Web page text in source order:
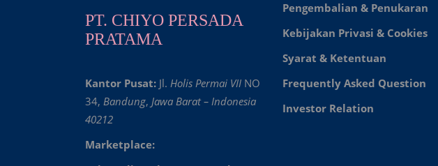
PT. CHIYO PERSADA
PRATAMA
Kantor Pusat: Jl. Holis Permai VII NO
34, Bandung, Jawa Barat – Indonesia
40212
Marketplace:
Pengembalian & Penukaran
Kebijakan Privasi & Cookies
Syarat & Ketentuan
Frequently Asked Question
Investor Relation